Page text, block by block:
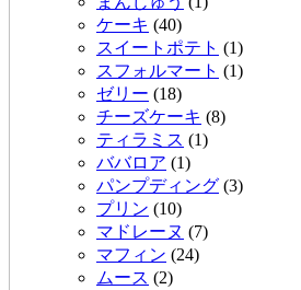
ケーキ (40)
スイートポテト (1)
スフォルマート (1)
ゼリー (18)
チーズケーキ (8)
ティラミス (1)
ババロア (1)
パンプディング (3)
プリン (10)
マドレーヌ (7)
マフィン (24)
ムース (2)